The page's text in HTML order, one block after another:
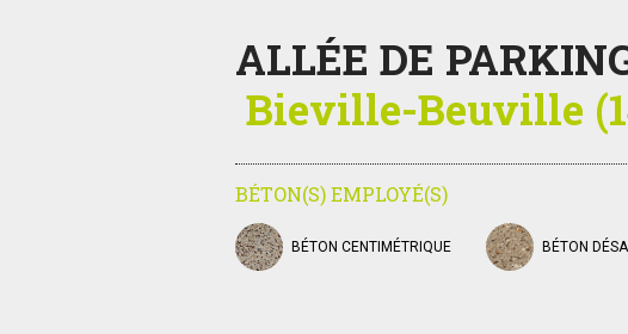
ALLÉE DE
Bieville-Beuville
BÉTON(S) EMPLOYÉ(S)
BÉTON CENTIMÉTRIQUE BÉTON